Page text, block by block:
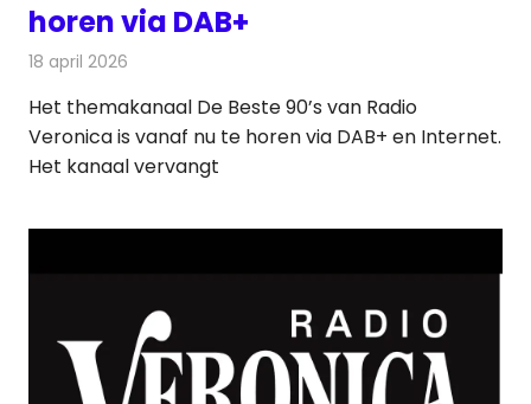
horen via DAB+
18 april 2026
Het themakanaal De Beste 90’s van Radio
Veronica is vanaf nu te horen via DAB+ en Internet.
Het kanaal vervangt